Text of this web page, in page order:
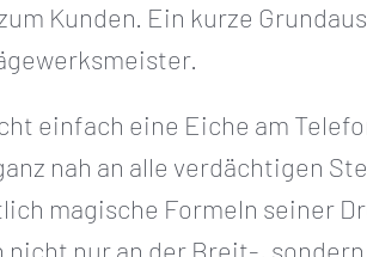
Kunden. Ein kurze
einfach eine Eiche am
nah an alle verdächtigen
magische Formeln seiner
nur an der Breit-,